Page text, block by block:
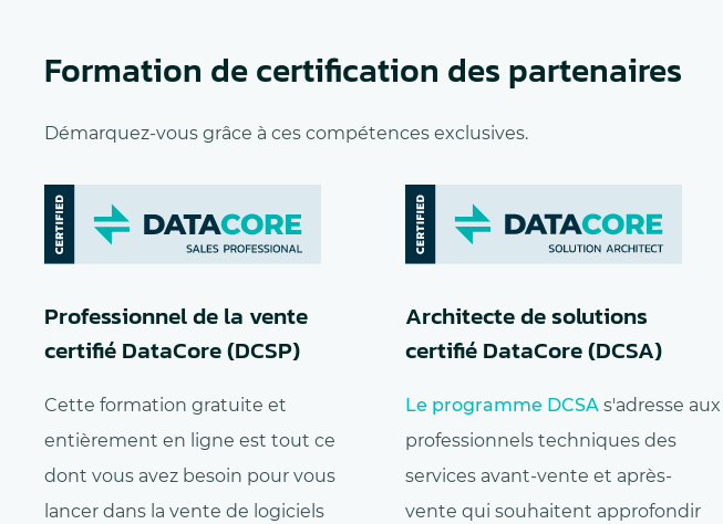
Formation de certification des partenaires
Démarquez-vous grâce à ces compétences exclusives.
Professionnel de la vente
certifié DataCore (DCSP)
Cette formation gratuite et
entièrement en ligne est tout ce
dont vous avez besoin pour vous
lancer dans la vente de logiciels
Architecte de solutions
certifié DataCore (DCSA)
Le programme DCSA s'adresse aux
professionnels techniques des
services avant-vente et après-
vente qui souhaitent approfondir